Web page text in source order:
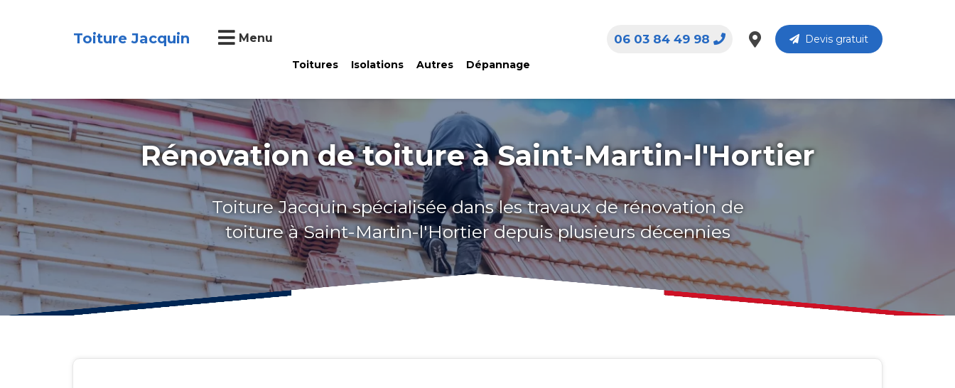
Toiture Jacquin Menu
Toitures Isolations Autres Dépannage
Devis gratuit
06 03 84 49 98
Rénovation de toiture à Saint-Martin-l'Hortier
Toiture Jacquin spécialisée dans les travaux de rénovation de
toiture à Saint-Martin-l'Hortier depuis plusieurs décennies